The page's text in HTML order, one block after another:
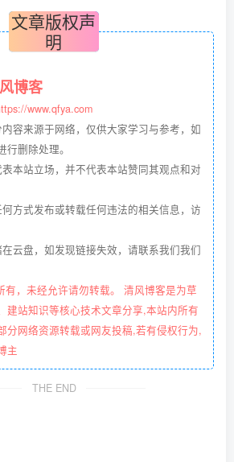
文章版权声
明
博客
www.qfya.com
容来源于网络，仅供大家学习与参考，如
行删除处理。
本站立场，并不代表本站赞同其观点和对
方式发布或转载任何违法的相关信息，访
云盘，如发现链接失效，请联系我们我们
有，未经允许请勿转载。 清风博客是为草
建站知识等核心技术文章分享,本站内所有
分网络资源转载或网友投稿,若有侵权行为,
主
THE END